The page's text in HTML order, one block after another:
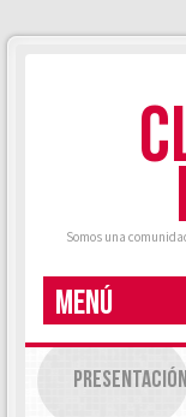
Somos una
MENÚ